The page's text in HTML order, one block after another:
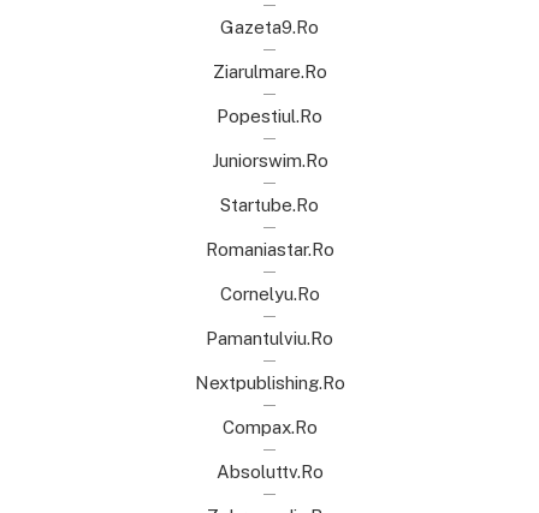
Gazeta9.ro
Ziarulmare.ro
Popestiul.ro
Juniorswim.ro
Startube.ro
Romaniastar.ro
Cornelyu.ro
Pamantulviu.ro
Nextpublishing.ro
Compax.ro
Absoluttv.ro